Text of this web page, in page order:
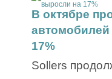
В октябре
17%
Sollers